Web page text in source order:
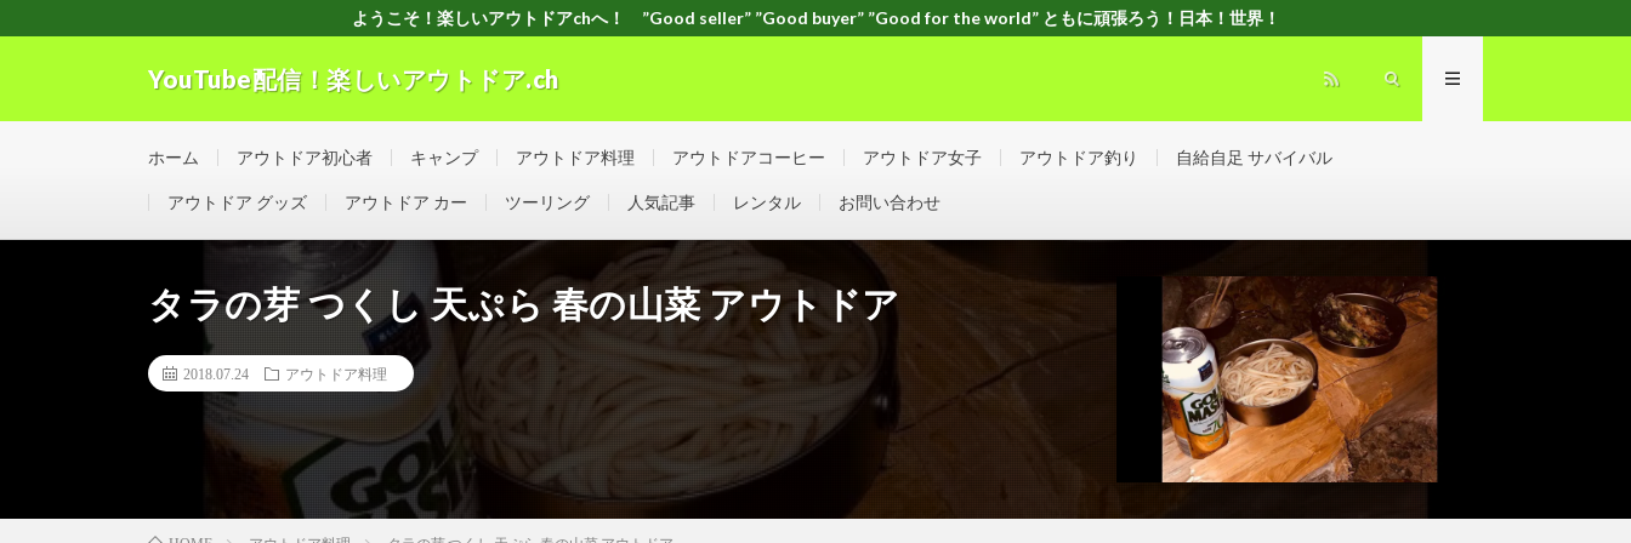
ようこそ！楽しいアウトドアchへ！ ”Good seller” ”Good buyer” ”Good for the world” ともに頑張ろう！日本！世界！
YouTube配信！楽しいアウトドア.ch
ホーム アウトドア初心者 キャンプ アウトドア料理 アウトドアコーヒー アウトドア女子 アウトドア釣り 自給自足 サバイバル
アウトドア グッズ アウトドア カー ツーリング 人気記事 レンタル お問い合わせ
タラの芽 つくし 天ぷら 春の山菜 アウトドア
2018.07.24 アウトドア料理